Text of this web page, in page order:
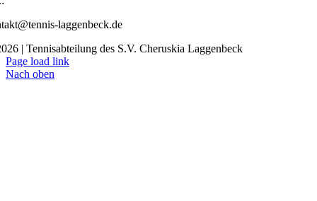
laggenbeck.de
| Tennisabteilung des S.V. Cheruskia Laggenbeck
Page load link
Nach oben